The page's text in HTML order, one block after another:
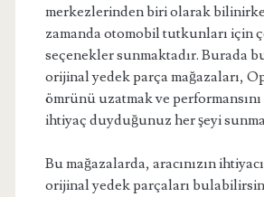
merkezlerinden biri olarak
zamanda otomobil tutkunları için
seçenekler sunmaktadır. Burada
orijinal yedek parça mağazaları,
ömrünü uzatmak ve
ihtiyaç duyduğunuz her şeyi
Bu mağazalarda, aracınızın
orijinal yedek parçaları